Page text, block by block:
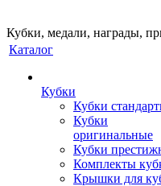
Кубки, медали, награды,
Каталог
Кубки
Кубки
Кубки
оригинальные
Кубки
Комплекты
Крышки для